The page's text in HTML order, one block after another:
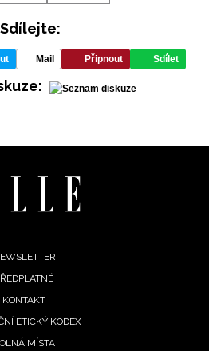
Sdílejte:
Mail Připnout Sdílet
KONTAKT
ETICKÝ KODEX
MÍSTA